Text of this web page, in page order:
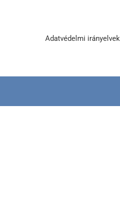
Adatvédelmi irányelvek